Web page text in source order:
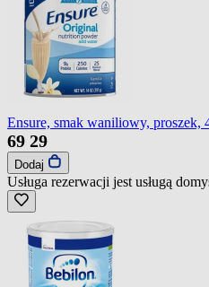
Ensure, smak waniliowy, proszek,
69 29
Dodaj
Usługa rezerwacji jest usługą